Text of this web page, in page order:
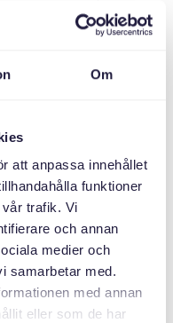
Om
att anpassa innehållet
funktioner
trafik. Vi
och annan
medier och
samarbetar med.
med annan
eller som de har